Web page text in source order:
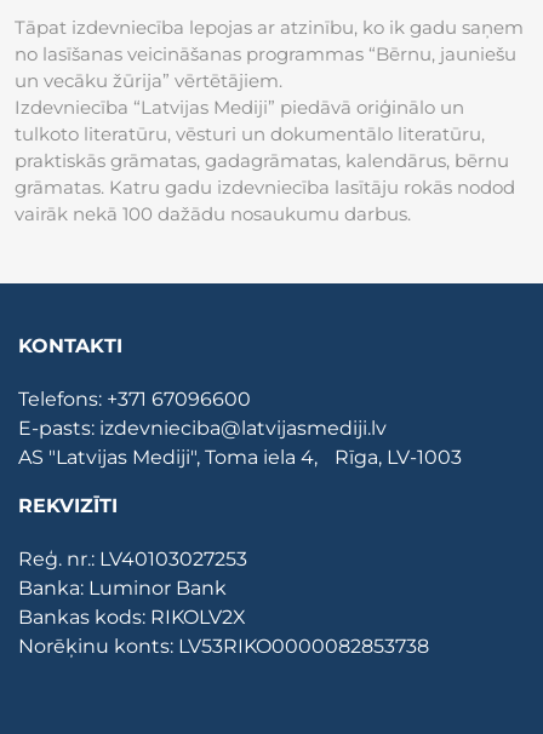
Tāpat izdevniecība lepojas ar atzinību, ko ik gadu saņem
no lasīšanas veicināšanas programmas “Bērnu, jauniešu
un vecāku žūrija” vērtētājiem.
Izdevniecība “Latvijas Mediji” piedāvā oriģinālo un
tulkoto literatūru, vēsturi un dokumentālo literatūru,
praktiskās grāmatas, gadagrāmatas, kalendārus, bērnu
grāmatas. Katru gadu izdevniecība lasītāju rokās nodod
vairāk nekā 100 dažādu nosaukumu darbus.
KONTAKTI
Telefons: +371 67096600
E-pasts: izdevnieciba@latvijasmediji.lv
AS "Latvijas Mediji", Toma iela 4, Rīga, LV-1003
REKVIZĪTI
Reģ. nr.: LV40103027253
Banka: Luminor Bank
Bankas kods: RIKOLV2X
Norēķinu konts: LV53RIKO0000082853738